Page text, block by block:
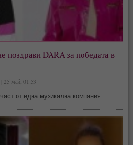
поздрави DARA за победата в
25 май, 01:53
от една музикална компания